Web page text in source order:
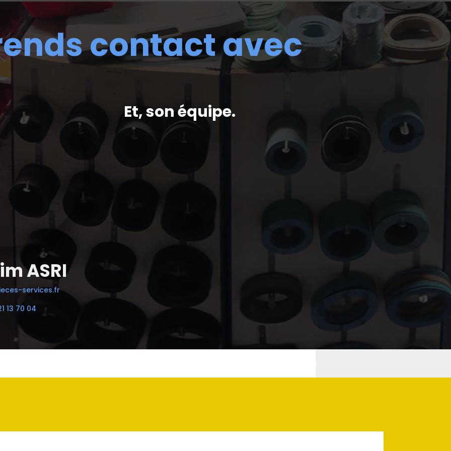
contact avec
ASRI
services.fr
13 70 04
Et, son équipe.